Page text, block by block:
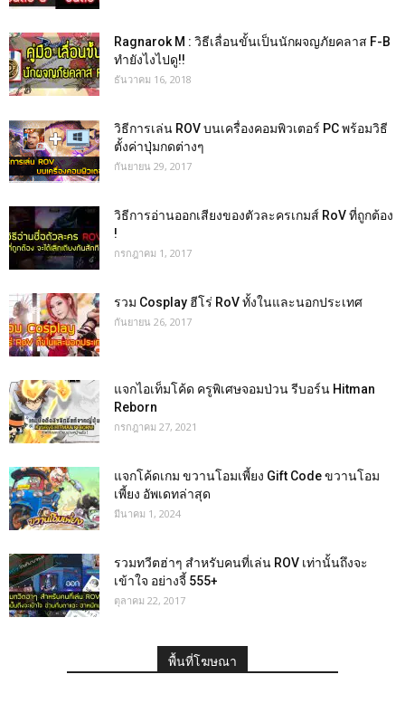
Ragnarok M : วิธีเลื่อนขั้นเป็นนักผจญภัยคลาส F-B
ทำยังไงไปดู!!
ธันวาคม 16, 2018
วิธีการเล่น ROV บนเครื่องคอมพิวเตอร์ PC พร้อมวิธี
ตั้งค่าปุ่มกดต่างๆ
กันยายน 29, 2017
วิธีการอ่านออกเสียงของตัวละครเกมส์ RoV ที่ถูกต้อง
!
กรกฎาคม 1, 2017
รวม Cosplay ฮีโร่ RoV ทั้งในและนอกประเทศ
กันยายน 26, 2017
แจกไอเท็มโค้ด ครูพิเศษจอมป่วน รีบอร์น Hitman
Reborn
กรกฎาคม 27, 2021
แจกโค้ดเกม ขวานโอมเพี้ยง Gift Code ขวานโอม
เพี้ยง อัพเดทล่าสุด
มีนาคม 1, 2024
รวมทวีตฮ่าๆ สำหรับคนที่เล่น ROV เท่านั้นถึงจะ
เข้าใจ อย่างจี้ 555+
ตุลาคม 22, 2017
พื้นที่โฆษณา